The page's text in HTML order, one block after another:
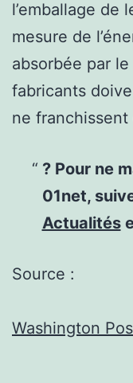
l’emballage de
mesure de
absorbée par
fabricants
ne franchissent
? Pour ne
01net,
Actualités
Source :
Washington